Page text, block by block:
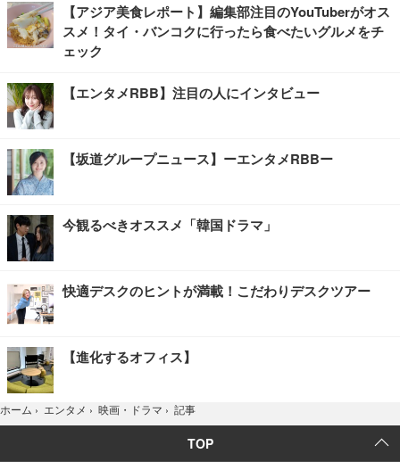
【アジア美食レポート】編集部注目のYouTuberがオス
スメ！タイ・バンコクに行ったら食べたいグルメをチ
ェック
【エンタメRBB】注目の人にインタビュー
【坂道グループニュース】ーエンタメRBBー
今観るべきオススメ「韓国ドラマ」
快適デスクのヒントが満載！こだわりデスクツアー
【進化するオフィス】
ホーム › エンタメ › 映画・ドラマ › 記事
TOP